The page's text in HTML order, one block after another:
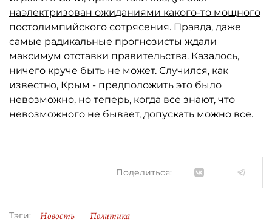
наэлектризован ожиданиями какого-то мощного
постолимпийского сотрясения. Правда, даже
самые радикальные прогнозисты ждали
максимум отставки правительства. Казалось,
ничего круче быть не может. Случился, как
известно, Крым - предположить это было
невозможно, но теперь, когда все знают, что
невозможного не бывает, допускать можно все.
Поделиться:
Тэги: Новость Политика